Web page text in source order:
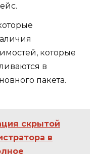
которые
в
пакета.
скрытой
в